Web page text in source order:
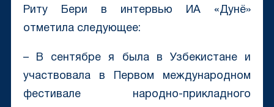
Риту Бери в интервью ИА «Дунё»
отметила следующее:
– В сентябре я была в Узбекистане и
участвовала в Первом международном
фестивале народно-прикладного